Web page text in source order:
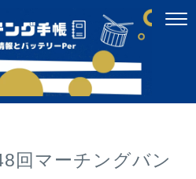
回マーチングバン